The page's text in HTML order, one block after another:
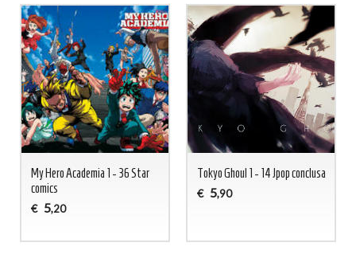
My Hero Academia 1 - 36 Star
comics
€ 5,20
Tokyo Ghoul 1 - 14 Jpop conclusa
€ 5,90